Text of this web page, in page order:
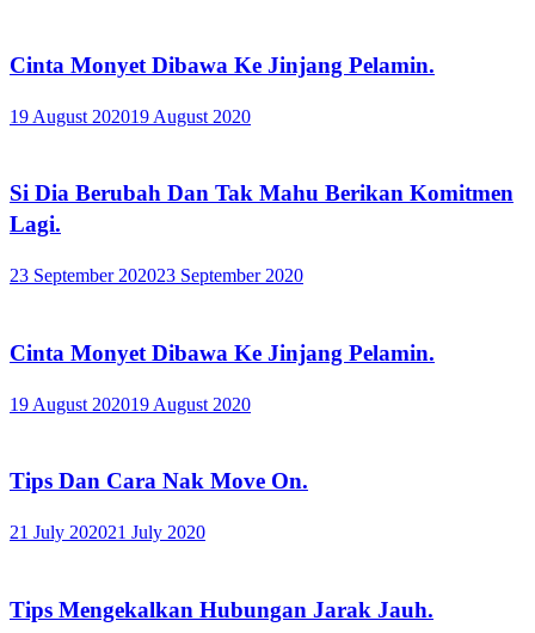
Cinta Monyet Dibawa Ke Jinjang Pelamin.
19 August 202019 August 2020
Si Dia Berubah Dan Tak Mahu Berikan Komitmen
Lagi.
23 September 202023 September 2020
Cinta Monyet Dibawa Ke Jinjang Pelamin.
19 August 202019 August 2020
Tips Dan Cara Nak Move On.
21 July 202021 July 2020
Tips Mengekalkan Hubungan Jarak Jauh.